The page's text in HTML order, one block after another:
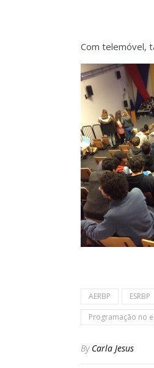
Com telemóvel,
AERBP ESRBP
Programação no
By Carla Jesus